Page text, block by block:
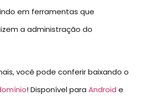
em ferramentas que
a administração do
você pode conferir baixando o
! Disponível para Android e